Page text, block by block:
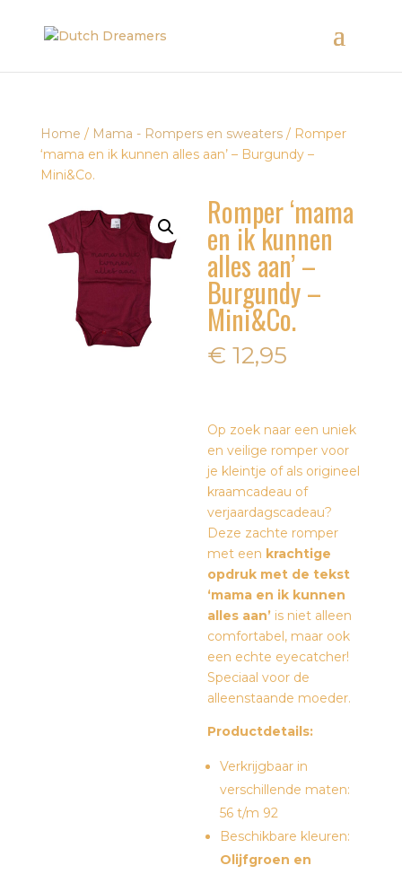
Home / Mama - Rompers en sweaters/ Romper
‘mama en ik kunnen alles aan’ – Burgundy –
Mini&Co.
Romper ‘mama
en ik kunnen
alles aan’ –
Burgundy –
Mini&Co.
€ 12,95
Op zoek naar een uniek
en veilige romper voor
je kleintje of als origineel
kraamcadeau of
verjaardagscadeau?
Deze zachte romper
met een krachtige
opdruk met de tekst
‘mama en ik kunnen
alles aan’ is niet alleen
comfortabel, maar ook
een echte eyecatcher!
Speciaal voor de
alleenstaande moeder.
Productdetails:
Verkrijgbaar in
verschillende maten:
56 t/m 92
Beschikbare kleuren:
Olijfgroen en